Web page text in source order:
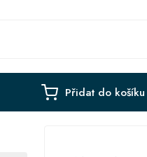
Přidat do košíku